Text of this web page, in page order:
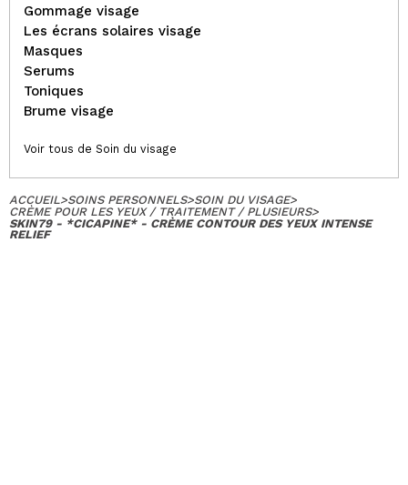
Gommage visage
Les écrans solaires visage
Masques
Serums
Toniques
Brume visage
Voir tous de Soin du visage
ACCUEIL>SOINS PERSONNELS>SOIN DU VISAGE>
CRÈME POUR LES YEUX / TRAITEMENT / PLUSIEURS>
SKIN79 - *CICAPINE* - CRÈME CONTOUR DES YEUX INTENSE
RELIEF